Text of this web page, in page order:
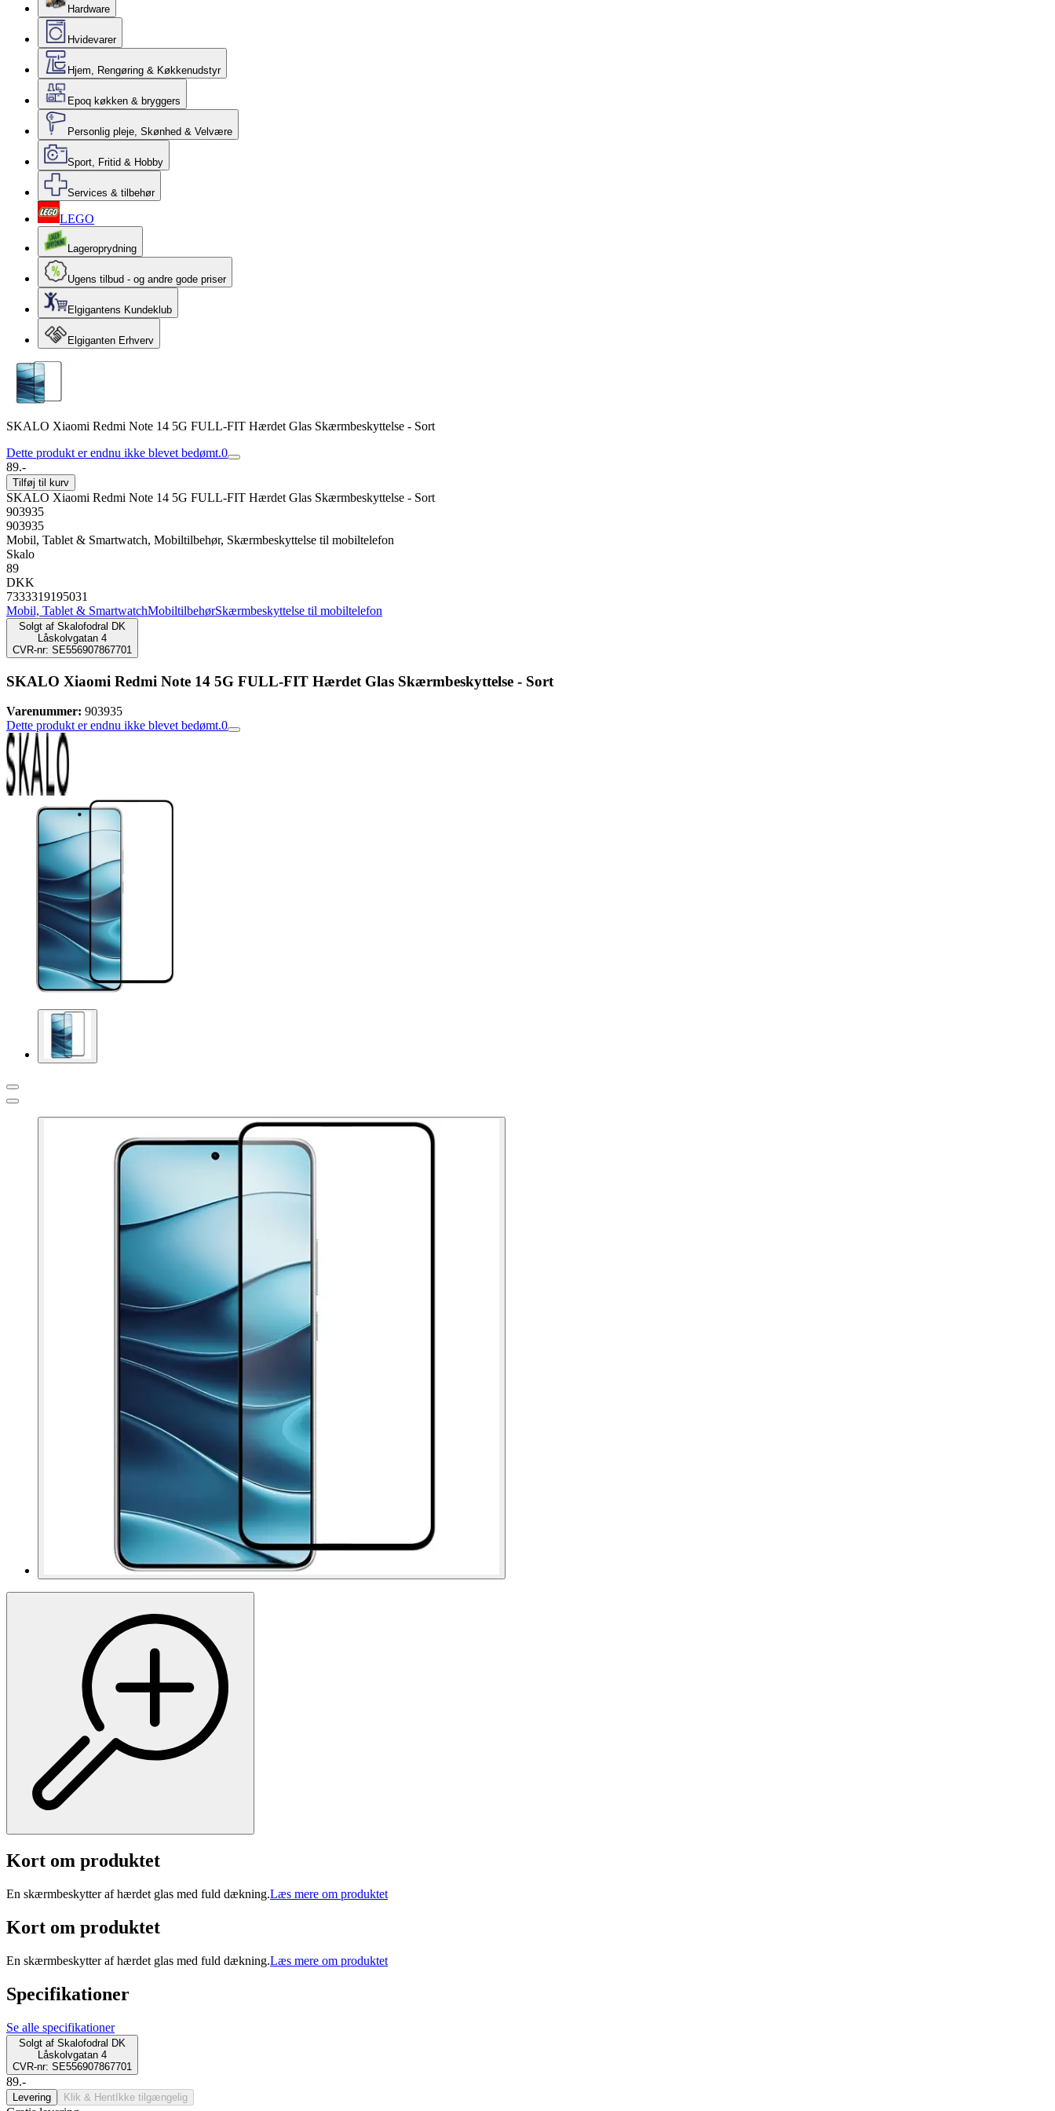
Hardware
Hvidevarer
Hjem, Rengøring & Køkkenudstyr
Epoq køkken & bryggers
Personlig pleje, Skønhed & Velvære
Sport, Fritid & Hobby
Services & tilbehør
LEGO
Lageroprydning
Ugens tilbud - og andre gode priser
Elgigantens Kundeklub
Elgiganten Erhverv
SKALO Xiaomi Redmi Note 14 5G FULL-FIT Hærdet Glas Skærmbeskyttelse - Sort
Dette produkt er endnu ikke blevet bedømt.0
89.-
Tilføj til kurv
SKALO Xiaomi Redmi Note 14 5G FULL-FIT Hærdet Glas Skærmbeskyttelse - Sort
903935
903935
Mobil, Tablet & Smartwatch, Mobiltilbehør, Skærmbeskyttelse til mobiltelefon
Skalo
89
DKK
7333319195031
Mobil, Tablet & SmartwatchMobiltilbehørSkærmbeskyttelse til mobiltelefon
Solgt af Skalofodral DK
Låskolvgatan 4
CVR-nr: SE556907867701
SKALO Xiaomi Redmi Note 14 5G FULL-FIT Hærdet Glas Skærmbeskyttelse - Sort
Varenummer: 903935
Dette produkt er endnu ikke blevet bedømt.0
Kort om produktet
En skærmbeskytter af hærdet glas med fuld dækning.Læs mere om produktet
Kort om produktet
En skærmbeskytter af hærdet glas med fuld dækning.Læs mere om produktet
Specifikationer
Se alle specifikationer
Solgt af Skalofodral DK
Låskolvgatan 4
CVR-nr: SE556907867701
89.-
Levering Klik & Hent Ikke tilgængelig